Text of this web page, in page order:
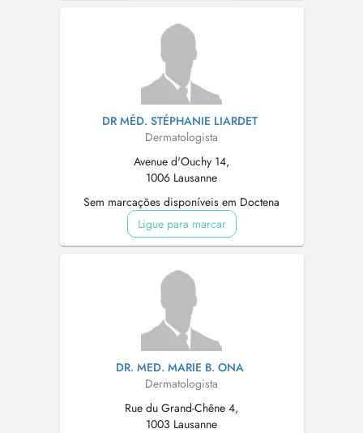
DR MÉD. STÉPHANIE LIARDET
Dermatologista
Avenue d'Ouchy 14,
1006 Lausanne
Sem marcações disponíveis em Doctena
Ligue para marcar
DR. MED. MARIE B. ONA
Dermatologista
Rue du Grand-Chêne 4,
1003 Lausanne